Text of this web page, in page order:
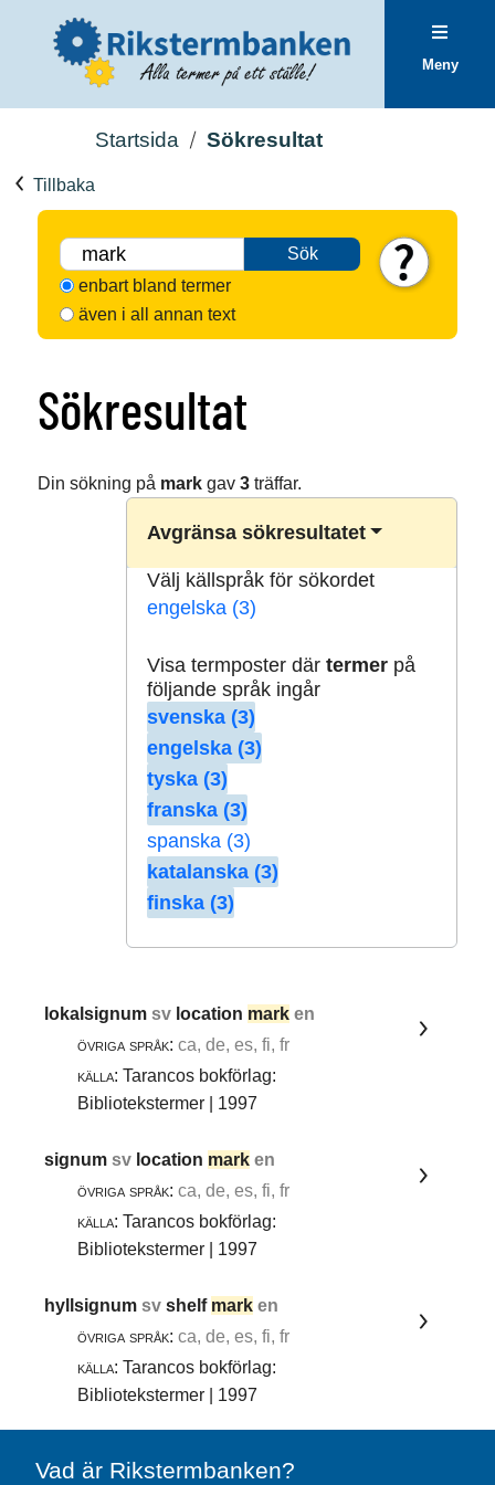
Meny
Startsida Sökresultat
Tillbaka
Sök
enbart bland termer
även i all annan text
Sökresultat
Din sökning på markgav 3träffar.
Avgränsa sökresultatet
Välj källspråk för sökordet
engelska (3)
Visa termposter där termerpå
följande språk ingår
svenska (3)
engelska (3)
tyska (3)
franska (3)
spanska (3)
katalanska (3)
finska (3)
lokalsignumsv location mark en
övriga språk: ca, de, es, fi, fr
källa: Tarancos bokförlag:
Bibliotekstermer | 1997
signumsv location mark en
övriga språk: ca, de, es, fi, fr
källa: Tarancos bokförlag:
Bibliotekstermer | 1997
hyllsignumsvshelf mark en
övriga språk: ca, de, es, fi, fr
källa: Tarancos bokförlag:
Bibliotekstermer | 1997
Vad är Rikstermbanken?